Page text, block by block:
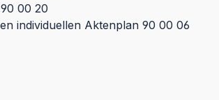
00 20
individuellen Aktenplan 90 00 06